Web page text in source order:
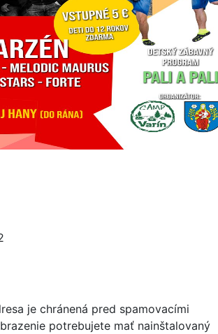
je chránená pred spamovacími
potrebujete mať nainštalovaný